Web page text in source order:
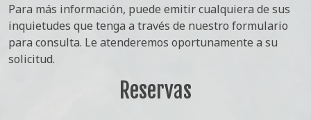
Para más información, puede emitir cualquiera de sus
inquietudes que tenga a través de nuestro formulario
para consulta. Le atenderemos oportunamente a su
solicitud.
Reservas